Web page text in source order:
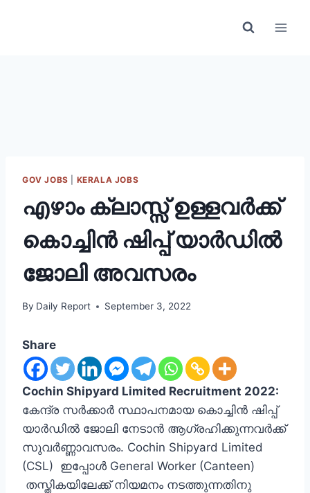
GOV JOBS KERALA JOBS
എഴാം ക്ലാസ്സ്‌ ഉള്ളവര്‍ക്ക്
കൊച്ചിന്‍ ഷിപ്പ് യാര്‍ഡില്‍
ജോലി അവസരം
By Daily Report September 3, 2022
Share
Cochin Shipyard Limited Recruitment 2022:
കേന്ദ്ര സര്‍ക്കാര്‍ സ്ഥാപനമായ കൊച്ചിന്‍ ഷിപ്പ്‌
യാര്‍ഡില്‍ ജോലി നേടാന്‍ ആഗ്രഹിക്കുന്നവര്‍ക്ക്
സുവര്‍ണ്ണാവസരം. Cochin Shipyard Limited
(CSL) ഇപ്പോള്‍ General Worker (Canteen)
തസ്തികയിലേക്ക് നിയമനം നടത്തുന്നതിനു